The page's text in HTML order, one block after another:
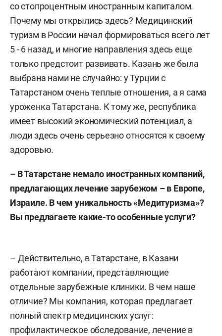
со стопроцентным иностранным капиталом.
Почему мы открылись здесь? Медицинский
туризм в России начал формироваться всего лет
5 - 6 назад, и многие направления здесь еще
только предстоит развивать. Казань же была
выбрана нами не случайно: у Турции с
Татарстаном очень теплые отношения, а я сама
уроженка Татарстана. К тому же, республика
имеет высокий экономический потенциал, а
люди здесь очень серьезно относятся к своему
здоровью.
– В Татарстане немало иностранных компаний,
предлагающих лечение зарубежом – в Европе,
Израиле. В чем уникальность «Медитуризма»?
Вы предлагаете какие-то особенные услуги?
– Действительно, в Татарстане, в Казани
работают компании, представляющие
отдельные зарубежные клиники. В чем наше
отличие? Мы компания, которая предлагает
полный спектр медицинских услуг:
профилактическое обследование, лечение в